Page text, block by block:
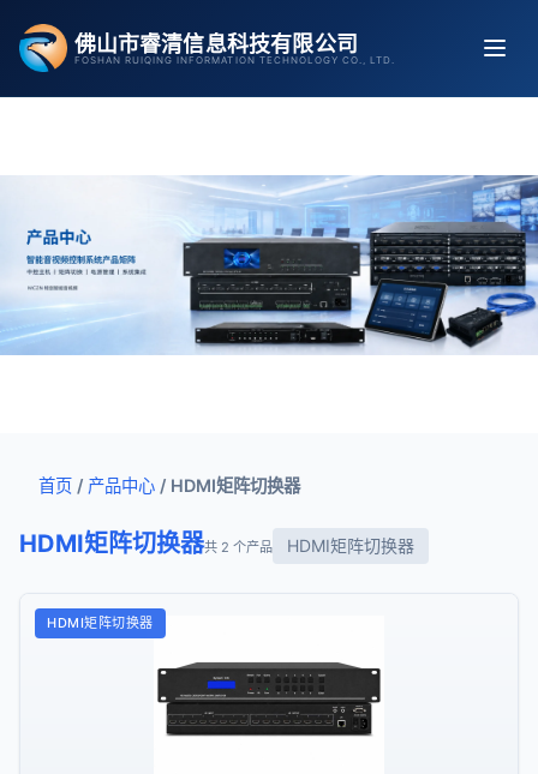
容
佛山市睿清信息科技有限公司
FOSHAN RUIQING INFORMATION TECHNOLOGY CO., LTD.
首页 / 产品中心 / HDMI矩阵切换器
HDMI矩阵切换器共 2 个产品 HDMI矩阵切换器
HDMI矩阵切换器